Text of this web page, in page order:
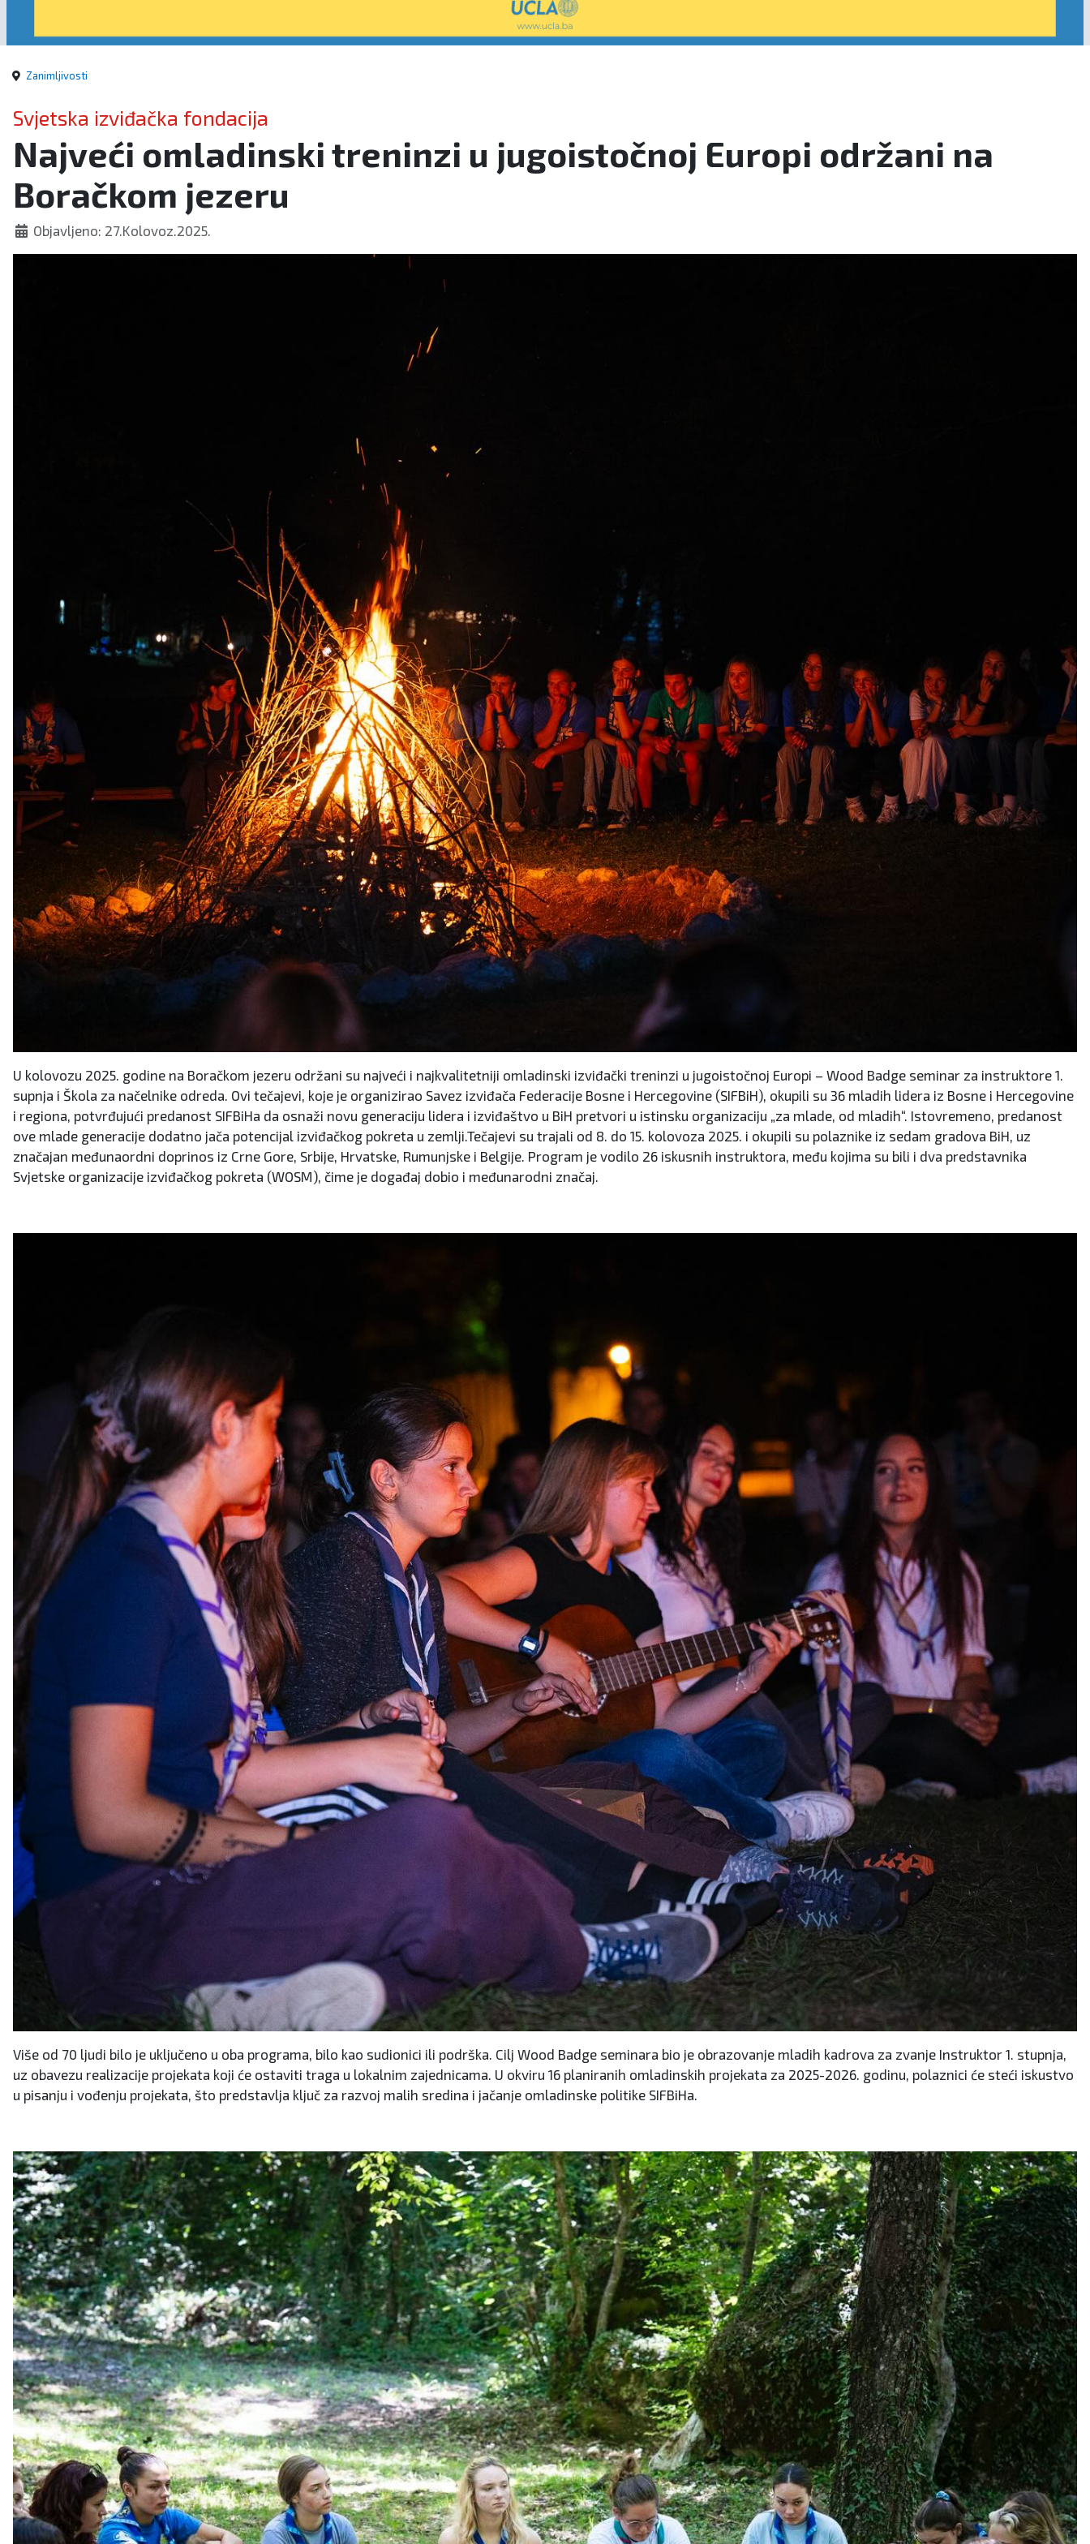
Zanimljivosti
Svjetska izviđačka fondacija
Najveći omladinski treninzi u jugoistočnoj Europi održani na
Boračkom jezeru
Objavljeno: 27.Kolovoz.2025.
U kolovozu 2025. godine na Boračkom jezeru održani su najveći i najkvalitetniji omladinski izviđački treninzi u jugoistočnoj Europi – Wood Badge seminar za instruktore 1.
supnja i Škola za načelnike odreda. Ovi tečajevi, koje je organizirao Savez izviđača Federacije Bosne i Hercegovine (SIFBiH), okupili su 36 mladih lidera iz Bosne i Hercegovine
i regiona, potvrđujući predanost SIFBiHa da osnaži novu generaciju lidera i izviđaštvo u BiH pretvori u istinsku organizaciju „za mlade, od mladih“. Istovremeno, predanost
ove mlade generacije dodatno jača potencijal izviđačkog pokreta u zemlji.Tečajevi su trajali od 8. do 15. kolovoza 2025. i okupili su polaznike iz sedam gradova BiH, uz
značajan međunaordni doprinos iz Crne Gore, Srbije, Hrvatske, Rumunjske i Belgije. Program je vodilo 26 iskusnih instruktora, među kojima su bili i dva predstavnika
Svjetske organizacije izviđačkog pokreta (WOSM), čime je događaj dobio i međunarodni značaj.
Više od 70 ljudi bilo je uključeno u oba programa, bilo kao sudionici ili podrška. Cilj Wood Badge seminara bio je obrazovanje mladih kadrova za zvanje Instruktor 1. stupnja,
uz obavezu realizacije projekata koji će ostaviti traga u lokalnim zajednicama. U okviru 16 planiranih omladinskih projekata za 2025-2026. godinu, polaznici će steći iskustvo
u pisanju i vođenju projekata, što predstavlja ključ za razvoj malih sredina i jačanje omladinske politike SIFBiHa.